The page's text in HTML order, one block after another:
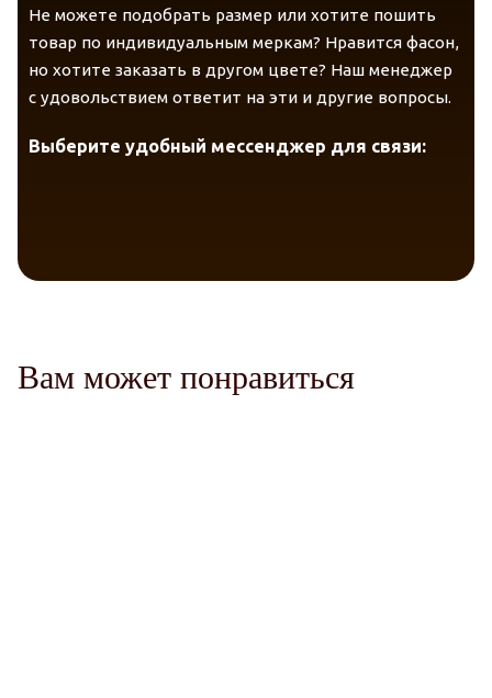
Telegram VK Messenger
Не можете подобрать размер или хотите пошить
товар по индивидуальным меркам? Нравится фасон,
но хотите заказать в другом цвете? Наш менеджер
с удовольствием ответит на эти и другие вопросы.
Выберите удобный мессенджер для связи:
Вам может понравиться